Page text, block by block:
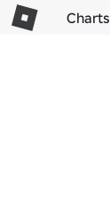
Charts